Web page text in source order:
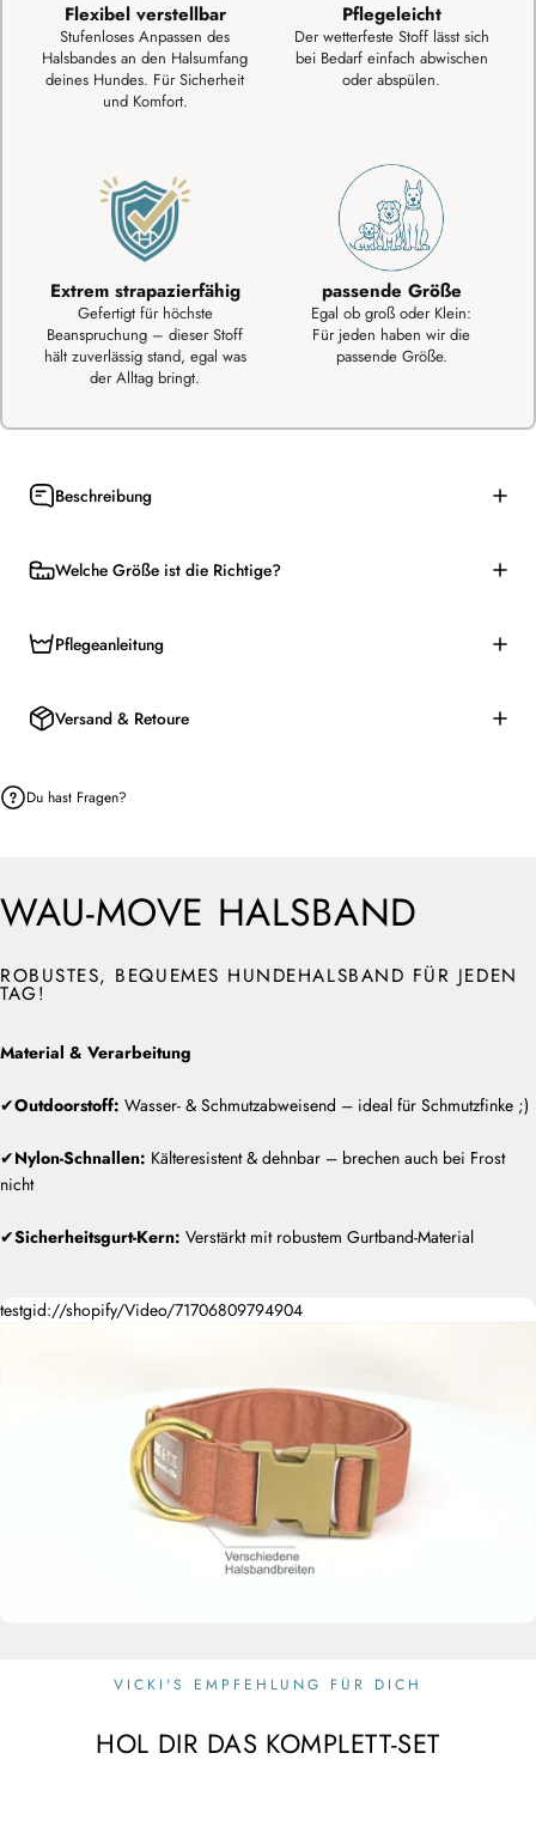
Flexibel verstellbar
Stufenloses Anpassen des
Halsbandes an den Halsumfang
deines Hundes. Für Sicherheit
und Komfort.
Pflegeleicht
Der wetterfeste Stoff lässt sich
bei Bedarf einfach abwischen
oder abspülen.
Extrem strapazierfähig
Gefertigt für höchste
Beanspruchung – dieser Stoff
hält zuverlässig stand, egal was
der Alltag bringt.
passende Größe
Egal ob groß oder Klein:
Für jeden haben wir die
passende Größe.
Beschreibung
Welche Größe ist die Richtige?
Pflegeanleitung
Versand & Retoure
Du hast Fragen?
testgid://shopify/Video/71706809794904
WAU-MOVE HALSBAND
ROBUSTES, BEQUEMES HUNDEHALSBAND FÜR JEDEN
TAG!
Material & Verarbeitung
✔Outdoorstoff: Wasser- & Schmutzabweisend – ideal für Schmutzfinke ;)
✔Nylon-Schnallen: Kälteresistent & dehnbar – brechen auch bei Frost
nicht
✔Sicherheitsgurt-Kern: Verstärkt mit robustem Gurtband-Material
VICKI'S EMPFEHLUNG FÜR DICH
HOL DIR DAS KOMPLETT-SET